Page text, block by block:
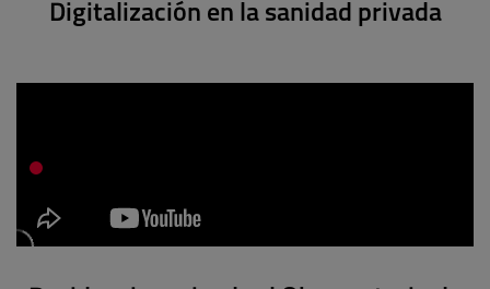
Digitalización en la sanidad privada